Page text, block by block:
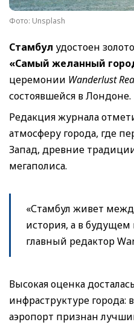
Фото: Unsplash
Стамбул удостоен
«Самый желанный
церемонии Wanderlust
состоявшейся в Лондоне.
Редакция журнала
атмосферу города, где
Запад, древние
мегаполиса.
«Стамбул живет
история, а в
главный редактор
Высокая оценка
инфраструктуре города:
аэропорт признан